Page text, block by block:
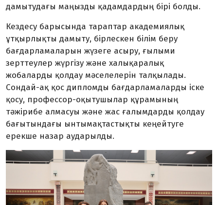
дамытудағы маңызды қадамдардың бірі болды.
Кездесу барысында тараптар академиялық
ұтқырлықты дамыту, бірлескен білім беру
бағдарламаларын жүзеге асыру, ғылыми
зерттеулер жүргізу және халықаралық
жобаларды қолдау мәселелерін талқылады.
Сондай-ақ қос дипломды бағдарламаларды іске
қосу, профессор-оқытушылар құрамының
тәжірибе алмасуы және жас ғалымдарды қолдау
бағытындағы ынтымақтастықты кеңейтуге
ерекше назар аударылды.